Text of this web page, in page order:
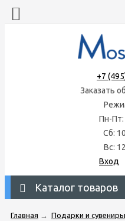
+7
Заказать
Пн-Пт:
Сб:
Вс:
Вход
Каталог товаров
Главная → Подарки и сувениры